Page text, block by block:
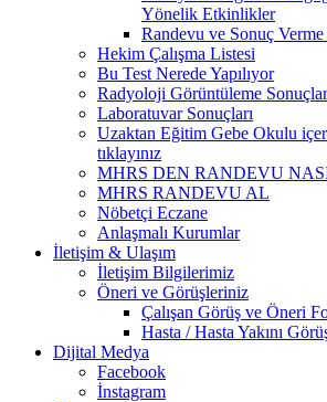
Yönelik Etkinlikler
Randevu ve Sonuç
Hekim Çalışma Listesi
Bu Test Nerede Yapılıyor
Radyoloji Görüntüleme
Laboratuvar Sonuçları
Uzaktan Eğitim Gebe Okulu
tıklayınız
MHRS DEN RANDEVU
MHRS RANDEVU AL
Nöbetçi Eczane
Anlaşmalı Kurumlar
İletişim & Ulaşım
İletişim Bilgilerimiz
Öneri ve Görüşleriniz
Çalışan Görüş ve Öneri
Hasta / Hasta Yakını
Dijital Medya
Facebook
İnstagram